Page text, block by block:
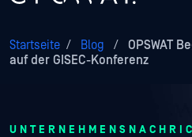
Startseite / Blog /
OPSWAT
auf der GISEC-Konferenz